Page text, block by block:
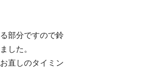
部分ですので鈴
した。
直しのタイミン